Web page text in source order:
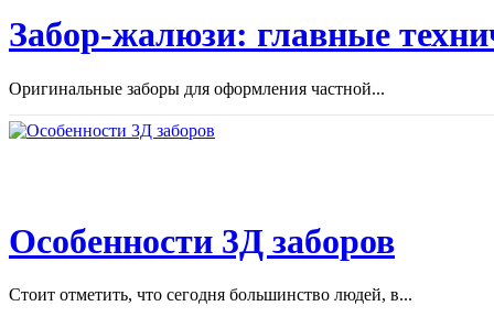
Забор-жалюзи: главные
Оригинальные заборы для оформления частной...
Особенности 3Д заборов
Стоит отметить, что сегодня большинство людей, в...